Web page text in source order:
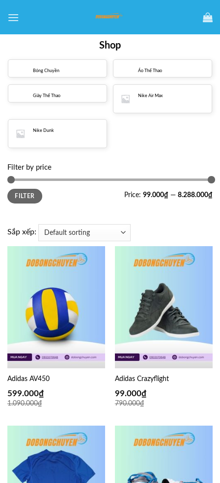
Shop
Bóng Chuyền Áo Thể Thao
Giày Thể Thao Nike Air Max
Nike Dunk
Filter by price
Min
price
Max
priceFILTER Price: 99.000₫ — 8.288.000₫
Sắp xếp:
Adidas AV450
1.090.000₫
599.000₫
Adidas Crazyflight
790.000₫
99.000₫